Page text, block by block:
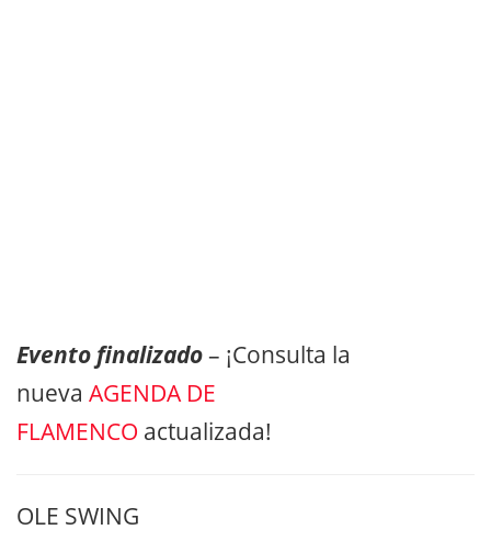
Evento finalizado– ¡Consulta la
nueva AGENDA DE
FLAMENCO actualizada!
OLE SWING